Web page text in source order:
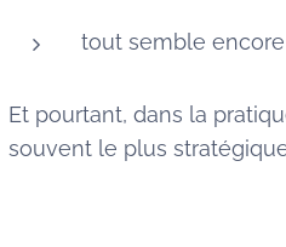
tout semble
Et pourtant, dans la
souvent le plus